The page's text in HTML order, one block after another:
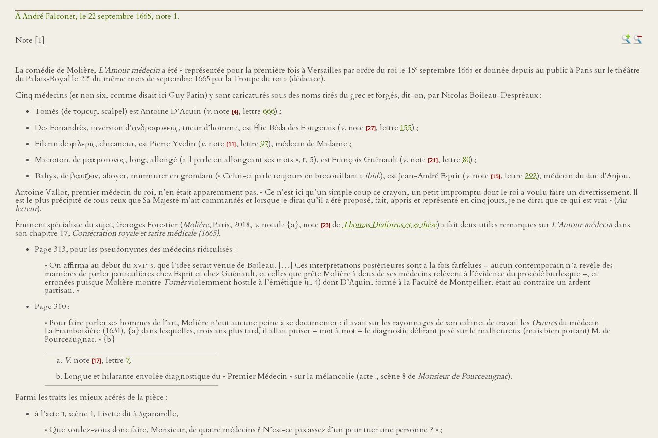
À André Falconet, le 22 septembre 1665, note 1.
Note [1]
La comédie de Molière, L’Amour médecina été « représentée pour la première fois à Versailles par ordre du roi le 15e septembre 1665 et donnée depuis au public à Paris sur le théâtre
du Palais-Royal le 22e du même mois de septembre 1665 par la Troupe du roi » (dédicace).
Cinq médecins (et non six, comme disait ici Guy Patin) y sont caricaturés sous des noms tirés du grec et forgés, dit-on, par Nicolas Boileau-Despréaux :
Tomès (de τομευς, scalpel) est Antoine D’Aquin (v. note [4], lettre 666) ;
Des Fonandrès, inversion d’ανδροφονευς, tueur d’homme, est Élie Béda des Fougerais (v. note [27], lettre 155) ;
Filerin de φιλερις, chicaneur, est Pierre Yvelin (v. note [11], lettre 97), médecin de Madame ;
Macroton, de μακροτονος, long, allongé (« Il parle en allongeant ses mots », ii, 5), est François Guénault (v. note [21], lettre 80) ;
Bahys, de βαυζειν, aboyer, murmurer en grondant (« Celui-ci parle toujours en bredouillant » ibid.), est Jean-André Esprit (v. note [15], lettre 292), médecin du duc d’Anjou.
Antoine Vallot, premier médecin du roi, n’en était apparemment pas. « Ce n’est ici qu’un simple coup de crayon, un petit impromptu dont le roi a voulu faire un divertissement. Il
est le plus précipité de tous ceux que Sa Majesté m’ait commandés et lorsque je dirai qu’il a été proposé, fait, appris et représenté en cinq jours, je ne dirai que ce qui est vrai » (Au
lecteur).
Éminent spécialiste du sujet, Geroges Forestier (Molière, Paris, 2018, v. notule {a}, note [23] de Thomas Diafoirus et sa thèse) a fait deux utiles remarques surL’Amour médecindans
son chapitre 17, Consécration royale et satire médicale (1665).
Page 313, pour les pseudonymes des médecins ridiculisés :
« On affirma au début du xviiie s. que l’idée serait venue de Boileau. […] Ces interprétations postérieures sont à la fois farfelues – aucun contemporain n’a révélé des
manières de parler particulières chez Esprit et chez Guénault, et celles que prête Molière à deux de ses médecins relèvent à l’évidence du procédé burlesque –, et
erronées puisque Molière montre Tomèsviolemment hostile à l’émétique (ii, 4) dont D’Aquin, formé à la Faculté de Montpellier, était au contraire un ardent
partisan. »
Page 310 :
« Pour faire parler ses hommes de l’art, Molière n’eut aucune peine à se documenter : il avait sur les rayonnages de son cabinet de travail les Œuvresdu médecin
La Framboisière (1631), {a} dans lesquelles, trois ans plus tard, il allait puiser – mot à mot – le diagnostic délirant posé sur le malheureux (mais bien portant) M. de
Pourceaugnac. » {b}
V. note [17], lettre 7.
Longue et hilarante envolée diagnostique du « Premier Médecin » sur la mélancolie (acte i, scène 8 de Monsieur de Pourceaugnac).
Parmi les traits les mieux acérés de la pièce :
à l’acte ii, scène 1, Lisette dit à Sganarelle,
« Que voulez-vous donc faire, Monsieur, de quatre médecins ? N’est-ce pas assez d’un pour tuer une personne ? » ;